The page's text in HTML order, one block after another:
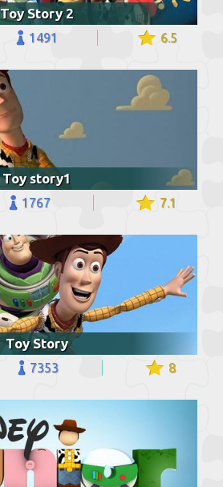
Toy Story 2
1491 6.5
Toy story1
1767 7.1
Toy Story
7353 8